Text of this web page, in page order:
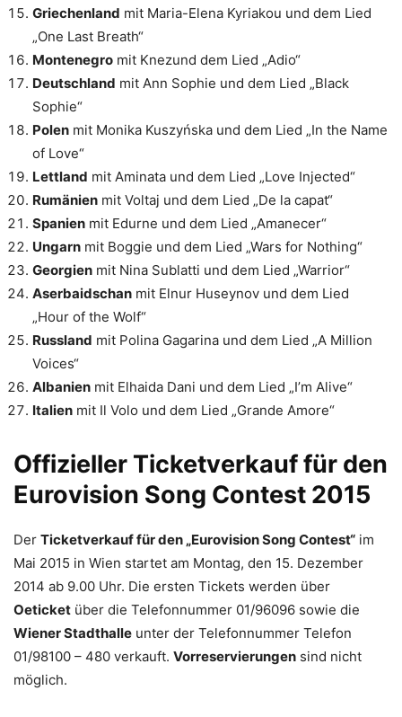
Griechenland mit Maria-Elena Kyriakou und dem Lied
„One Last Breath“
Montenegro mit Knezund dem Lied „Adio“
Deutschland mit Ann Sophie und dem Lied „Black
Sophie“
Polen mit Monika Kuszyńska und dem Lied „In the Name
of Love“
Lettland mit Aminata und dem Lied „Love Injected“
Rumänien mit Voltaj und dem Lied „De la capat“
Spanien mit Edurne und dem Lied „Amanecer“
Ungarn mit Boggie und dem Lied „Wars for Nothing“
Georgien mit Nina Sublatti und dem Lied „Warrior“
Aserbaidschan mit Elnur Huseynov und dem Lied
„Hour of the Wolf“
Russland mit Polina Gagarina und dem Lied „A Million
Voices“
Albanien mit Elhaida Dani und dem Lied „I’m Alive“
Italien mit Il Volo und dem Lied „Grande Amore“
Offizieller Ticketverkauf für den
Eurovision Song Contest 2015
Der Ticketverkauf für den „Eurovision Song Contest“ im
Mai 2015 in Wien startet am Montag, den 15. Dezember
2014 ab 9.00 Uhr. Die ersten Tickets werden über
Oeticket über die Telefonnummer 01/96096 sowie die
Wiener Stadthalle unter der Telefonnummer Telefon
01/98100 – 480 verkauft. Vorreservierungen sind nicht
möglich.